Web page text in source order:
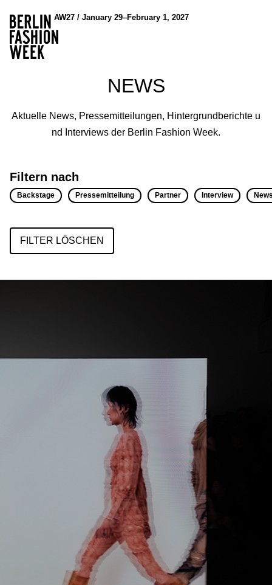
AW27 / January 29–February 1, 2027
NEWS
Aktuelle News, Pressemitteilungen, Hintergrundberichte u
nd Interviews der Berlin Fashion Week.
Filtern nach
Backstage Pressemitteilung Partner Interview
FILTER LÖSCHEN